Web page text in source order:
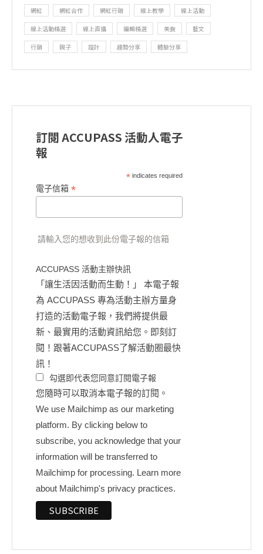
網紅 網紅合作 網紅行銷 線上教學 線上活動
線上活動精選 線上直播 編輯精選 美食 藝文
行銷 親子 設計 趨勢分享 體驗分享
訂閱 ACCUPASS 活動人電子
報
*indicates required
電子信箱 *
請輸入您的想收到此份電子報的信箱
ACCUPASS 活動主辦快訊
「讓生活因活動而生動！」 本電子報
為 ACCUPASS 專為活動主辦方量身
打造的活動電子報，我們將提供最
新、最實用的活動資訊給您。即刻訂
閱！跟著ACCUPASS了解活動圈最快
訊！
勾選即代表您同意訂閱電子報
您隨時可以取消本電子報的訂閱。
We use Mailchimp as our marketing
platform. By clicking below to
subscribe, you acknowledge that your
information will be transferred to
Mailchimp for processing. Learn more
about Mailchimp's privacy practices.